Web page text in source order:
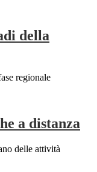
della
regionale
a distanza
delle attività